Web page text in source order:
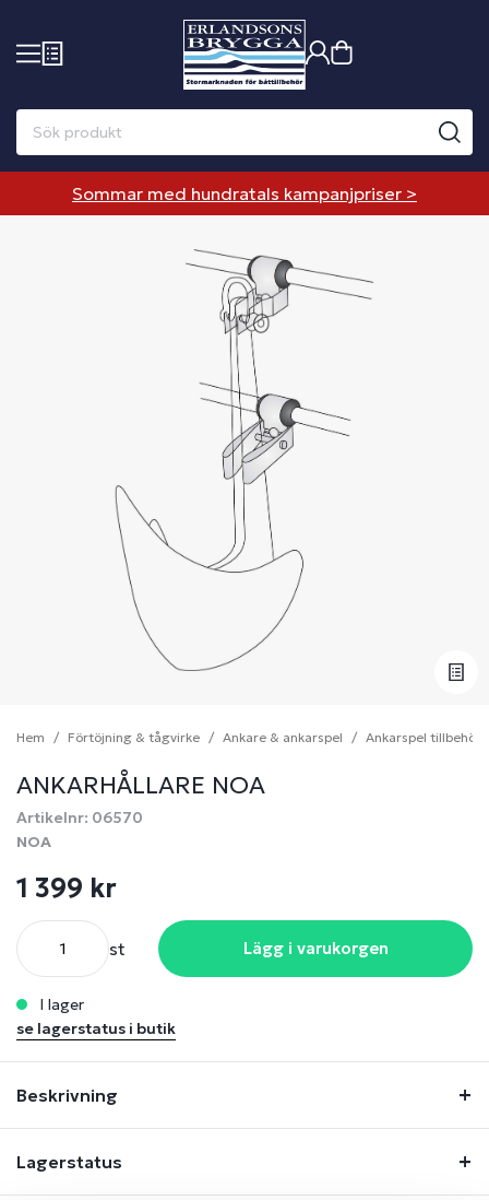
Sommar med hundratals kampanjpriser >
Hem Förtöjning & tågvirke Ankare & ankarspel Ankarspel tillbehör
ANKARHÅLLARE NOA
Artikelnr: 06570
NOA
1 399 kr
st Lägg i varukorgen
i lager
se lagerstatus i butik
Beskrivning
Lagerstatus